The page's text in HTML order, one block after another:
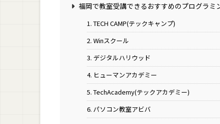
福岡で教室受講できるおすすめのプログラミ
1. TECH CAMP(テックキャンプ)
2. Winスクール
3. デジタルハリウッド
4. ヒューマンアカデミー
5. TechAcademy(テックアカデミー)
6. パソコン教室アビバ